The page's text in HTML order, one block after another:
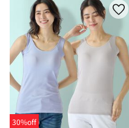
30%off